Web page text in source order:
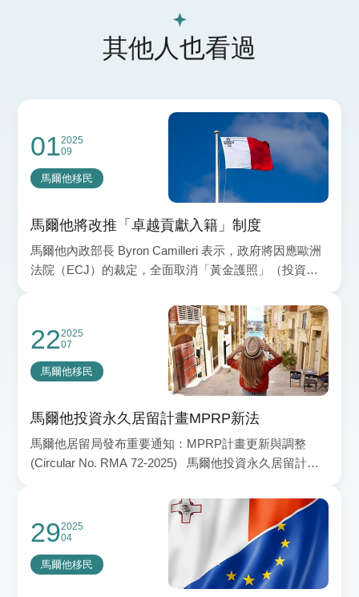
其他人也看過
012025
09
馬爾他移民
馬爾他將改推「卓越貢獻入籍」制度
馬爾他內政部長 Byron Camilleri 表示，政府將因應歐洲
法院（ECJ）的裁定，全面取消「黃金護照」（投資入
222025
07
馬爾他移民
馬爾他投資永久居留計畫MPRP新法
馬爾他居留局發布重要通知：MPRP計畫更新與調整
(Circular No. RMA 72-2025) 馬爾他投資永久居留計畫
292025
04
馬爾他移民